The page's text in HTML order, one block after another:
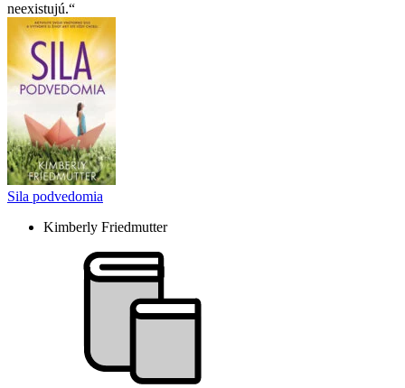
neexistujú.
Sila podvedomia
Kimberly Friedmutter